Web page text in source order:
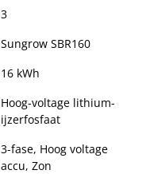
3
Sungrow SBR160
16 kWh
Hoog-voltage lithium-
ijzerfosfaat
3-fase, Hoog voltage
accu, Zon